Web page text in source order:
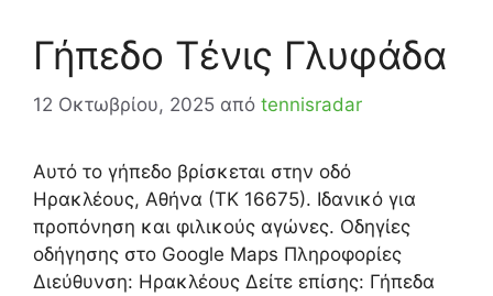
Γήπεδο Τένις Γλυφάδα
12 Οκτωβρίου, 2025 από tennisradar
Αυτό το γήπεδο βρίσκεται στην οδό
Ηρακλέους, Αθήνα (ΤΚ 16675). Ιδανικό για
προπόνηση και φιλικούς αγώνες. Οδηγίες
οδήγησης στο Google Maps Πληροφορίες
Διεύθυνση: Ηρακλέους Δείτε επίσης: Γήπεδα